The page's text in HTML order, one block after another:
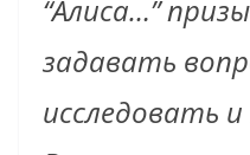
“Алиса…”
задавать
исследовать